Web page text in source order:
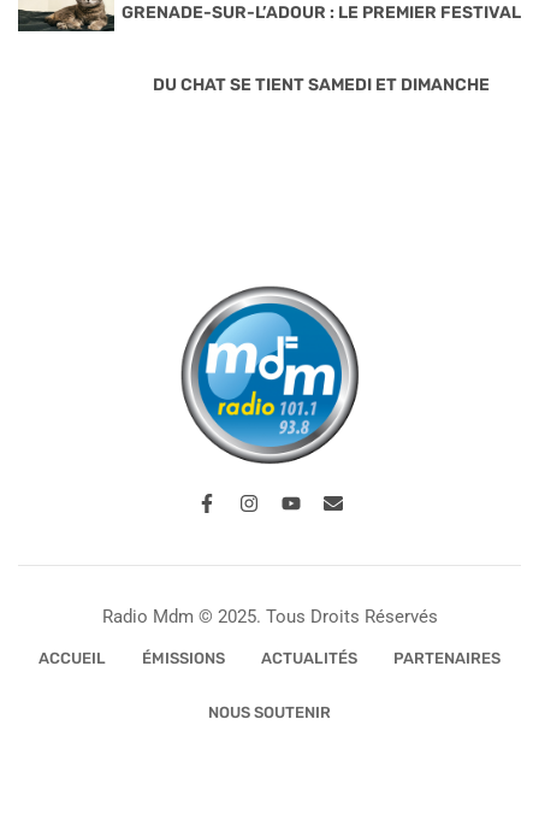
GRENADE-SUR-L’ADOUR : LE PREMIER FESTIVAL
DU CHAT SE TIENT SAMEDI ET DIMANCHE
Radio Mdm © 2025. Tous Droits Réservés
ACCUEIL ÉMISSIONS ACTUALITÉS PARTENAIRES
NOUS SOUTENIR